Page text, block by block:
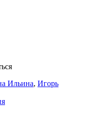
Ильина, Игорь